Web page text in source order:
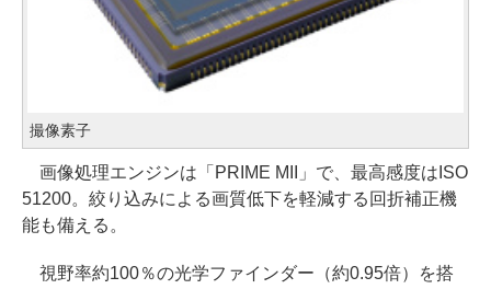
撮像素子
画像処理エンジンは「PRIME MII」で、最高感度はISO
51200。絞り込みによる画質低下を軽減する回折補正機
能も備える。
視野率約100％の光学ファインダー（約0.95倍）を搭